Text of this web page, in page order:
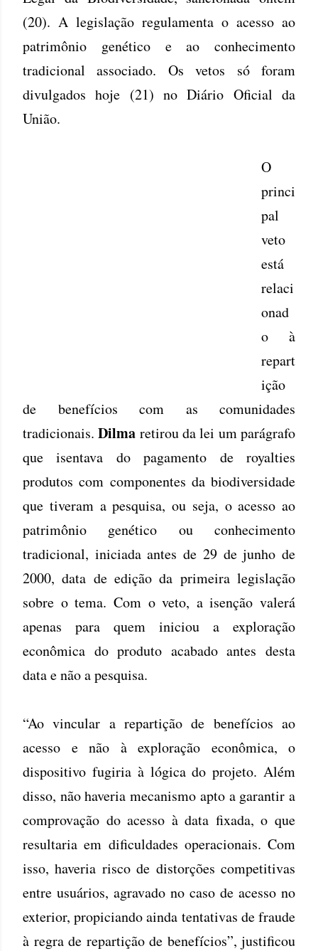
(20). A legislação regulamenta o acesso ao
patrimônio genético e ao conhecimento
tradicional associado. Os vetos só foram
divulgados hoje (21) no Diário Oficial da
União.
O
princi
pal
veto
está
relaci
onad
o à
repart
ição
de benefícios com as comunidades
tradicionais.Dilma retirou da lei um parágrafo
que isentava do pagamento de royalties
produtos com componentes da biodiversidade
que tiveram a pesquisa, ou seja, o acesso ao
patrimônio genético ou conhecimento
tradicional, iniciada antes de 29 de junho de
2000, data de edição da primeira legislação
sobre o tema. Com o veto, a isenção valerá
apenas para quem iniciou a exploração
econômica do produto acabado antes desta
data e não a pesquisa.
“Ao vincular a repartição de benefícios ao
acesso e não à exploração econômica, o
dispositivo fugiria à lógica do projeto. Além
disso, não haveria mecanismo apto a garantir a
comprovação do acesso à data fixada, o que
resultaria em dificuldades operacionais. Com
isso, haveria risco de distorções competitivas
entre usuários, agravado no caso de acesso no
exterior, propiciando ainda tentativas de fraude
à regra de repartição de benefícios”, justificou